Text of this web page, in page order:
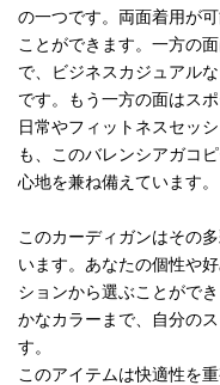
の一つです。両面着用が
ことができます。一方の
で、ビジネスカジュアル
です。もう一方の面はス
日常やフィットネスセッ
も、このバレンシアガコ
心地を兼ね備えています。
このカーディガンはその
います。あなたの個性や
ションから選ぶことがで
かなカラーまで、自分の
す。
このアイテムは快適性を